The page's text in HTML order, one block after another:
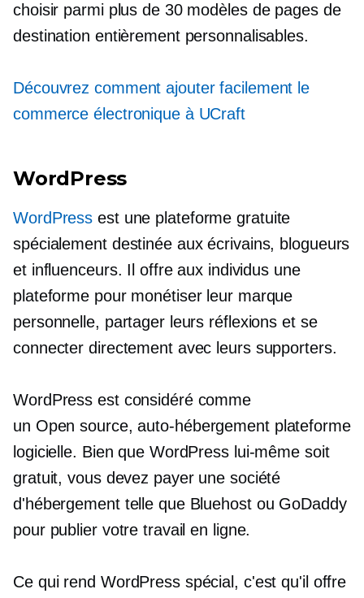
choisir parmi plus de 30 modèles de pages de
destination entièrement personnalisables.
Découvrez comment ajouter facilement le
commerce électronique à UCraft
WordPress
WordPress est une plateforme gratuite
spécialement destinée aux écrivains, blogueurs
et influenceurs. Il offre aux individus une
plateforme pour monétiser leur marque
personnelle, partager leurs réflexions et se
connecter directement avec leurs supporters.
WordPress est considéré comme
un Open source, auto-hébergementplateforme
logicielle. Bien que WordPress lui-même soit
gratuit, vous devez payer une société
d'hébergement telle que Bluehost ou GoDaddy
pour publier votre travail en ligne.
Ce qui rend WordPress spécial, c'est qu'il offre